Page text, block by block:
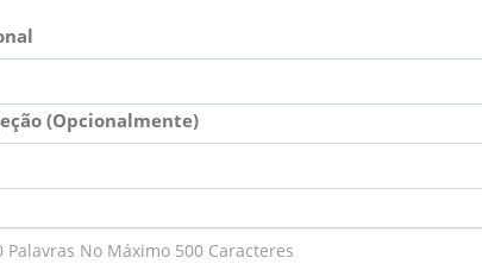
(Opcionalmente)